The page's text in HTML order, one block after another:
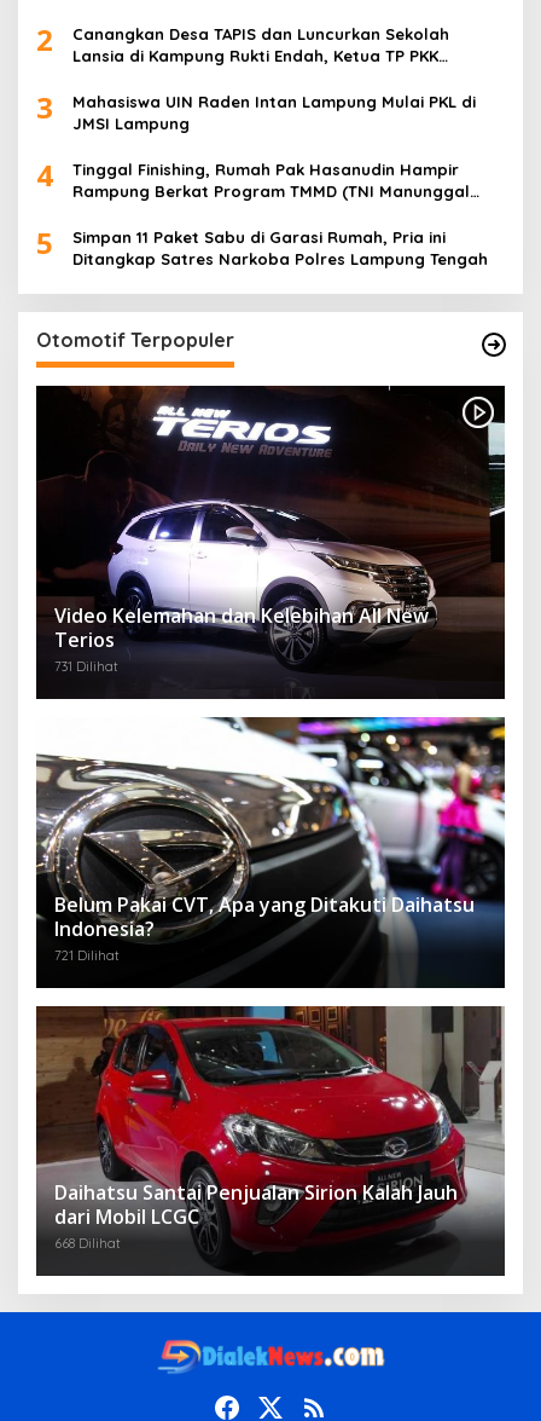
2
Canangkan Desa TAPIS dan Luncurkan Sekolah
Lansia di Kampung Rukti Endah, Ketua TP PKK
Desa
3
Mahasiswa UIN Raden Intan Lampung Mulai PKL di
JMSI Lampung
4
Tinggal Finishing, Rumah Pak Hasanudin Hampir
Rampung Berkat Program TMMD (TNI Manunggal
5
Simpan 11 Paket Sabu di Garasi Rumah, Pria ini
Ditangkap Satres Narkoba Polres Lampung Tengah
Otomotif Terpopuler
Video Kelemahan dan Kelebihan All New
Terios
731 Dilihat
Belum Pakai CVT, Apa yang Ditakuti Daihatsu
Indonesia?
721 Dilihat
Daihatsu Santai Penjualan Sirion Kalah Jauh
dari Mobil LCGC
668 Dilihat